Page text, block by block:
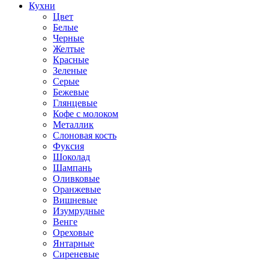
Кухни
Цвет
Белые
Черные
Желтые
Красные
Зеленые
Серые
Бежевые
Глянцевые
Кофе с молоком
Металлик
Слоновая кость
Фуксия
Шоколад
Шампань
Оливковые
Оранжевые
Вишневые
Изумрудные
Венге
Ореховые
Янтарные
Сиреневые